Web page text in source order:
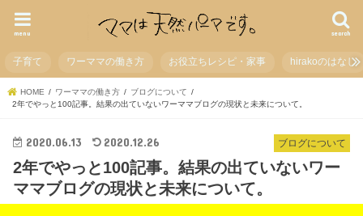
search
menu
子育て ワーママの働き方 お役立ちレシピ・家事 hirakoのはなし
HOME ワーママの働き方
ブログについて
2年でやっと100記事。結果の出ていないワーママブログの現状と未来について。
ブログについて
2020.06.13 2020.12.26
2年でやっと100記事。結果の出ていないワー
ママブログの現状と未来について。